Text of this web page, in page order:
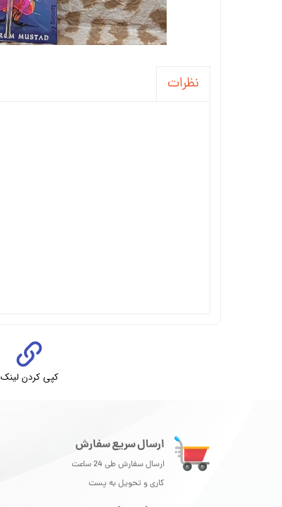
نظرات
کپی کردن لینک
ارسال سریع سفارش
ارسال سفارش طی 24 ساعت
کاری و تحویل به پست